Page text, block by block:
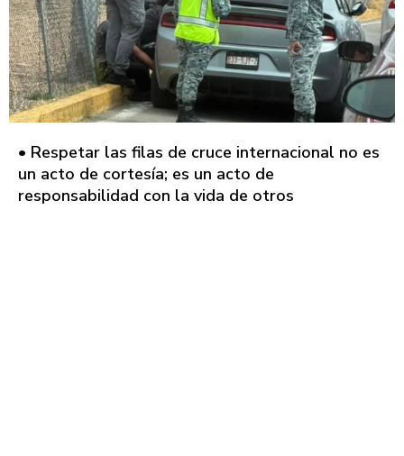
• Respetar las filas de cruce internacional no es
un acto de cortesía; es un acto de
responsabilidad con la vida de otros